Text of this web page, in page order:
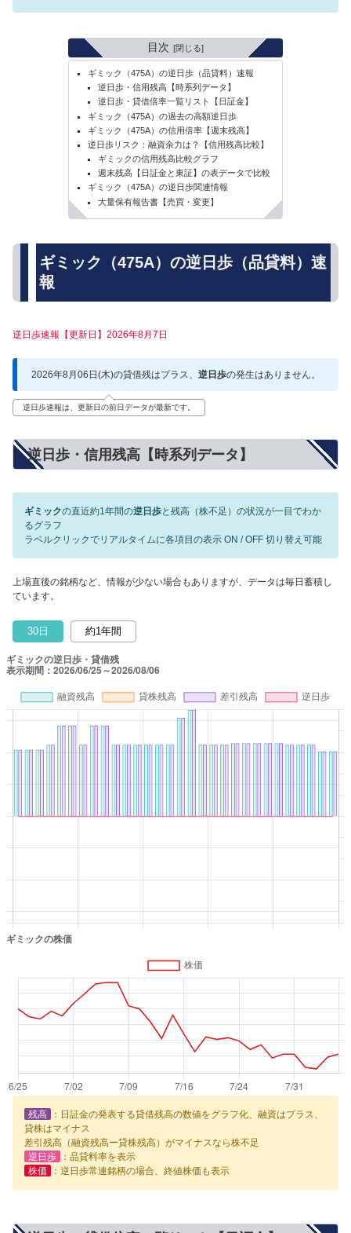
目次
ギミック（475A）の逆日歩（品貸料）速報
逆日歩・信用残高【時系列データ】
逆日歩・貸借倍率一覧リスト【日証金】
ギミック（475A）の過去の高額逆日歩
ギミック（475A）の信用倍率【週末残高】
逆日歩リスク：融資余力は？【信用残高比較】
ギミックの信用残高比較グラフ
週末残高【日証金と東証】の表データで比較
ギミック（475A）の逆日歩関連情報
大量保有報告書【売買・変更】
ギミック（475A）の逆日歩（品貸料）速
報
逆日歩速報【更新日】2026年8月7日
2026年8月06日(木)の貸借残はプラス、 逆日歩の発生はありません。
逆日歩速報は、更新日の前日データが最新です。
逆日歩・信用残高【時系列データ】
ギミックの直近約1年間の逆日歩と残高（株不足）の状況が一目でわか
るグラフ
ラベルクリックでリアルタイムに各項目の表示 ON / OFF 切り替え可能
上場直後の銘柄など、情報が少ない場合もありますが、データは毎日蓄積し
ています。
30日 約1年間
残高
：日証金の発表する貸借残高の数値をグラフ化、融資はプラス、
貸株はマイナス
差引残高（融資残高ー貸株残高）がマイナスなら株不足
逆日歩
：品貸料率を表示
株価
：逆日歩常連銘柄の場合、終値株価も表示